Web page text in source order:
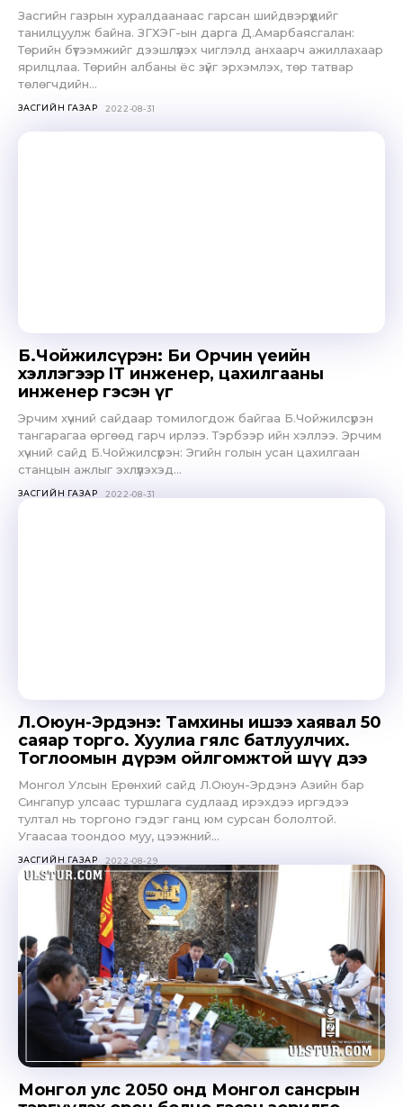
Засгийн газрын хуралдаанаас гарсан шийдвэрүүдийг
танилцуулж байна. ЗГХЭГ-ын дарга Д.Амарбаясгалан:
Төрийн бүтээмжийг дээшлүүлэх чиглэлд анхаарч ажиллахаар
ярилцлаа. Төрийн албаны ёс зүйг эрхэмлэх, төр татвар
төлөгчдийн...
ЗАСГИЙН ГАЗАР 2022-08-31
Б.Чойжилсүрэн: Би Орчин үеийн
хэллэгээр IT инженер, цахилгааны
инженер гэсэн үг
Эрчим хүчний сайдаар томилогдож байгаа Б.Чойжилсүрэн
тангарагаа өргөөд гарч ирлээ. Тэрбээр ийн хэллээ. Эрчим
хүчний сайд Б.Чойжилсүрэн: Эгийн голын усан цахилгаан
станцын ажлыг эхлүүлэхэд...
ЗАСГИЙН ГАЗАР 2022-08-31
Л.Оюун-Эрдэнэ: Тамхины ишээ хаявал 50
саяар торго. Хуулиа гялс батлуулчих.
Тоглоомын дүрэм ойлгомжтой шүү дээ
Монгол Улсын Ерөнхий сайд Л.Оюун-Эрдэнэ Азийн бар
Сингапур улсаас туршлага судлаад ирэхдээ иргэдээ
тултал нь торгоно гэдэг ганц юм сурсан бололтой.
Угаасаа тоондоо муу, цээжний...
ЗАСГИЙН ГАЗАР 2022-08-29
Монгол улс 2050 онд Монгол сансрын